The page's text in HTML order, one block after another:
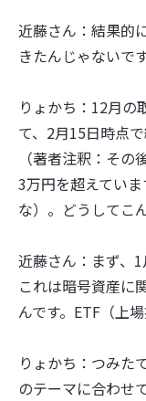
近藤さん：結果的
きたんじゃないで
りょかち：12月の
て、2月15日時点
（著者注釈：そ
3万円を超えてい
な）。どうしてこ
近藤さん：まず、
これは暗号資産に
んです。ETF（上
りょかち：つみた
のテーマに合わせ